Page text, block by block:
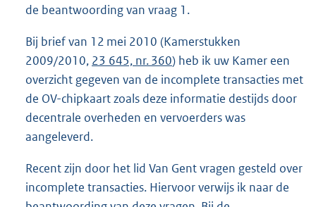
de beantwoording van vraag 1.
Bij brief van 12 mei 2010 (Kamerstukken
2009/2010, 23 645, nr. 360) heb ik uw Kamer een
overzicht gegeven van de incomplete transacties met
de OV-chipkaart zoals deze informatie destijds door
decentrale overheden en vervoerders was
aangeleverd.
Recent zijn door het lid Van Gent vragen gesteld over
incomplete transacties. Hiervoor verwijs ik naar de